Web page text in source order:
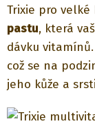
Trixie pro
pastu, která
dávku
což se na
jeho kůže a